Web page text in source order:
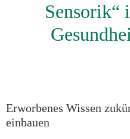
Sensorik“
Erworbenes Wissen
einbauen